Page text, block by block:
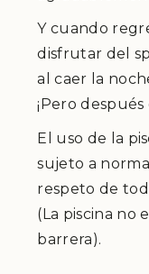
Y cuando
disfrutar del
al caer la
¡Pero después
El uso de la
sujeto a
respeto de
(La piscina no
barrera).